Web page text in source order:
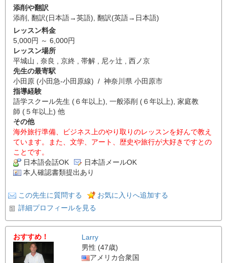
添削や翻訳
添削
翻訳(日本語→英語) 翻訳(英語→日本語)
レッスン料金
5,000円 ～ 6,000円
レッスン場所
平城山 , 奈良 , 京終 , 帯解 , 尼ヶ辻 , 西ノ京
先生の最寄駅
小田原 (小田急-小田原線) / 神奈川県 小田原市
指導経験
語学スクール先生 (６年以上), 一般添削 (６年以上), 家庭教
師 (５年以上) 他
その他
海外旅行準備、ビジネス上のやり取りのレッスンを好んで教え
ています。また、文学、アート、歴史や旅行が大好きですとの
ことです。
日本語会話OK
日本語メールOK
本人確認書類提出あり
この先生に質問する
お気に入りへ追加する
詳細プロフィールを見る
おすすめ！
Larry
男性 (47歳)
アメリカ合衆国